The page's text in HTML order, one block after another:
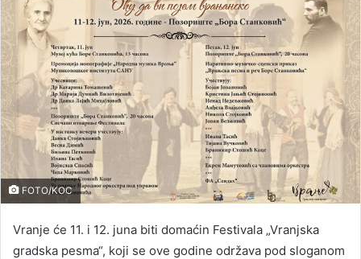
FOTO/KOC
Vranje će 11. i 12. juna biti domaćin Festivala „Vranjska
gradska pesma“, koji se ove godine održava pod sloganom